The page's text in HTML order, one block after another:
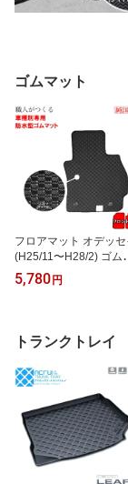
ゴムマット
フロアマット オデッセ
(H25/11〜H28/2) ゴム
ット 【運転席・助手席
【国産 ラバーマット 車
マット 黒 ブラック】系
【送料込み】
5,780 円
トランクトレイ